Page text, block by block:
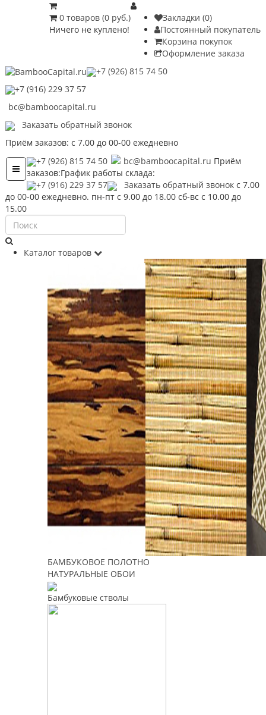
Закладки (0)
Постоянный покупатель
Корзина покупок
Оформление заказа
0 товаров (0 руб.)
Ничего не куплено!
+7 (926) 815 74 50
+7 (916) 229 37 57
bc@bamboocapital.ru
Заказать обратный звонок
Приём заказов: с 7.00 до 00-00 ежедневно
Toggle
navigation
+7 (926) 815 74 50 bc@bamboocapital.ru Приём
заказов:График работы склада:
+7 (916) 229 37 57
Заказать обратный звонок с 7.00
до 00-00 ежедневно. пн-пт с 9.00 до 18.00 сб-вс с 10.00 до
15.00
Каталог товаров
БАМБУКОВОЕ ПОЛОТНО
НАТУРАЛЬНЫЕ ОБОИ
Бамбуковые стволы